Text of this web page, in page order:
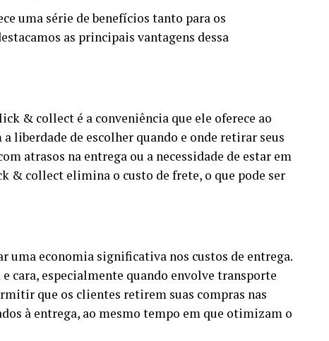
uma série de benefícios tanto para os
as principais vantagens dessa
& collect é a conveniência que ele oferece ao
liberdade de escolher quando e onde retirar seus
atrasos na entrega ou a necessidade de estar em
& collect elimina o custo de frete, o que pode ser
uma economia significativa nos custos de entrega.
cara, especialmente quando envolve transporte
que os clientes retirem suas compras nas
à entrega, ao mesmo tempo em que otimizam o